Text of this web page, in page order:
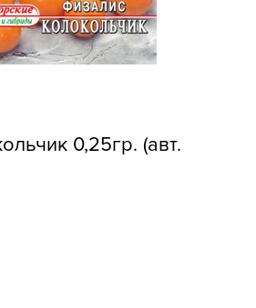
0,25гр. (авт.